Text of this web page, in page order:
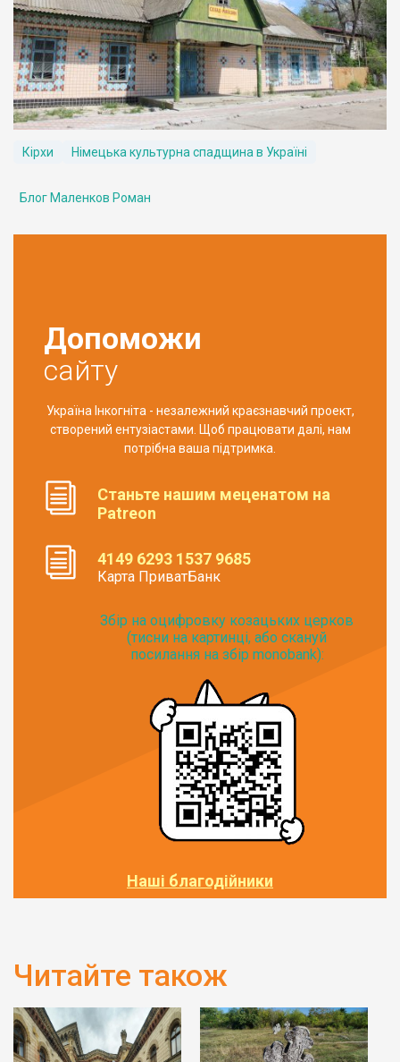
Кірхи Німецька культурна спадщина в Україні
Блог Маленков Роман
Допоможи
сайту
Україна Інкогніта - незалежний краєзнавчий проект,
створений ентузіастами. Щоб працювати далі, нам
потрібна ваша підтримка.
Станьте нашим меценатом на
Patreon
4149 6293 1537 9685
Карта ПриватБанк
Збір на оцифровку козацьких церков
(тисни на картинці, або скануй
посилання на збір monobank):
Наші благодійники
Читайте також